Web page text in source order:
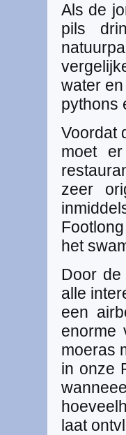
Als de
pils
water
pythons
Voordat
moet
zeer
het
Door de
alle
een
enorme
moeras
in onze
laat